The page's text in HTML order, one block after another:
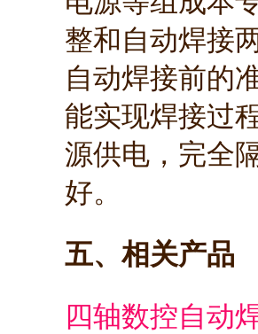
整和自动焊接
自动焊接前的
能实现焊接过
源供电，完全
好。
五、相关产品
四轴数控自动